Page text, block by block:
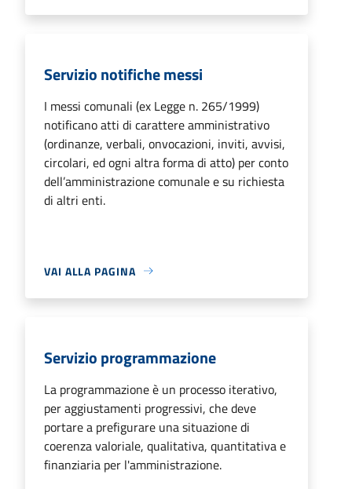
Servizio notifiche messi
I messi comunali (ex Legge n. 265/1999)
notificano atti di carattere amministrativo
(ordinanze, verbali, onvocazioni, inviti, avvisi,
circolari, ed ogni altra forma di atto) per conto
dell’amministrazione comunale e su richiesta
di altri enti.
VAI ALLA PAGINA
Servizio programmazione
La programmazione è un processo iterativo,
per aggiustamenti progressivi, che deve
portare a prefigurare una situazione di
coerenza valoriale, qualitativa, quantitativa e
finanziaria per l'amministrazione.